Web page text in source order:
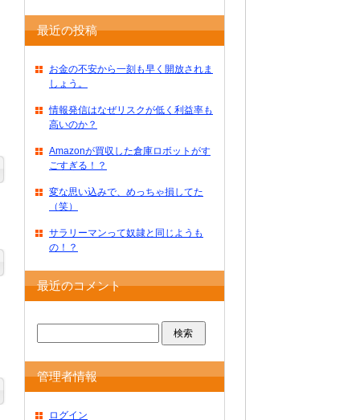
最近の投稿
お金の不安から一刻も早く開放されま
しょう。
情報発信はなぜリスクが低く利益率も
高いのか？
Amazonが買収した倉庫ロボットがす
ごすぎる！？
変な思い込みで、めっちゃ損してた
（笑）
サラリーマンって奴隷と同じようも
の！？
最近のコメント
管理者情報
ログイン